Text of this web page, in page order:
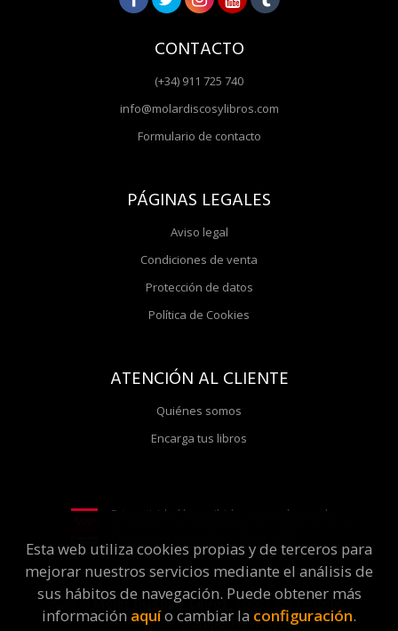
CONTACTO
(+34) 911 725 740
info@molardiscosylibros.com
Formulario de contacto
PÁGINAS LEGALES
Aviso legal
Condiciones de venta
Protección de datos
Política de Cookies
ATENCIÓN AL CLIENTE
Quiénes somos
Encarga tus libros
Esta actividad ha recibido una ayuda para la
2026 ©Molar Discos y Libros. Todos los Derechos
Reservados |Grupo Trevenque
Esta web utiliza cookies propias y de terceros para
mejorar nuestros servicios mediante el análisis de
sus hábitos de navegación. Puede obtener más
información aquío cambiar la configuración.